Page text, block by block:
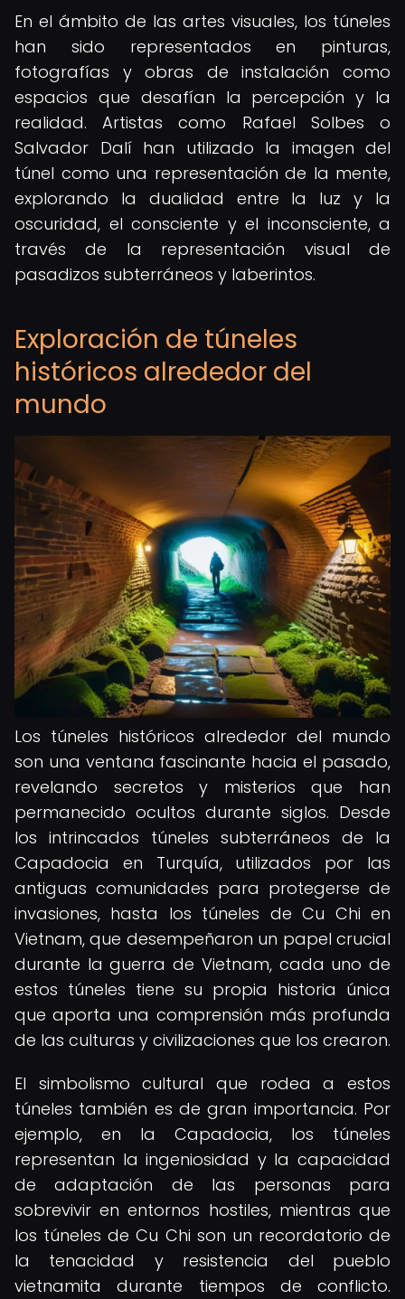
En el ámbito de las artes visuales, los túneles
han sido representados en pinturas,
fotografías y obras de instalación como
espacios que desafían la percepción y la
realidad. Artistas como Rafael Solbes o
Salvador Dalí han utilizado la imagen del
túnel como una representación de la mente,
explorando la dualidad entre la luz y la
oscuridad, el consciente y el inconsciente, a
través de la representación visual de
pasadizos subterráneos y laberintos.
Exploración de túneles
históricos alrededor del
mundo
Los túneles históricos alrededor del mundo
son una ventana fascinante hacia el pasado,
revelando secretos y misterios que han
permanecido ocultos durante siglos. Desde
los intrincados túneles subterráneos de la
Capadocia en Turquía, utilizados por las
antiguas comunidades para protegerse de
invasiones, hasta los túneles de Cu Chi en
Vietnam, que desempeñaron un papel crucial
durante la guerra de Vietnam, cada uno de
estos túneles tiene su propia historia única
que aporta una comprensión más profunda
de las culturas y civilizaciones que los crearon.
El simbolismo cultural que rodea a estos
túneles también es de gran importancia. Por
ejemplo, en la Capadocia, los túneles
representan la ingeniosidad y la capacidad
de adaptación de las personas para
sobrevivir en entornos hostiles, mientras que
los túneles de Cu Chi son un recordatorio de
la tenacidad y resistencia del pueblo
vietnamita durante tiempos de conflicto.